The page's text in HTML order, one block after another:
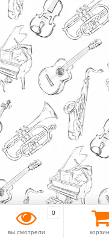
0
вы смотрели